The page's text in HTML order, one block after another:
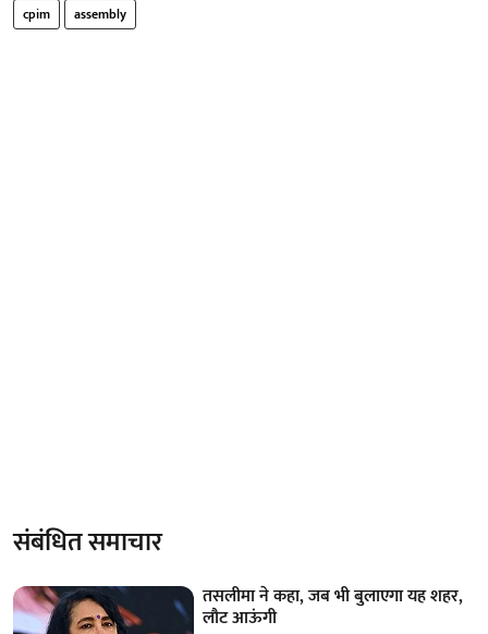
cpim assembly
संबंधित समाचार
तसलीमा ने कहा, जब भी बुलाएगा यह शहर,
लौट आऊंगी